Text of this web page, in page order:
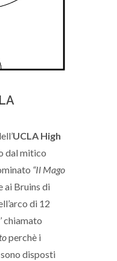
UCLA High
dal mitico
“Il Mago
ai Bruins di
di 12
chiamato
perchè i
disposti